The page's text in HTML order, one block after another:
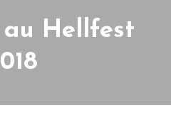
au Hellfest